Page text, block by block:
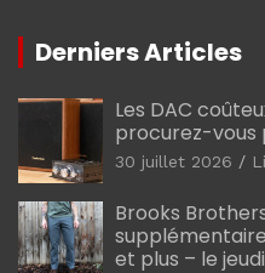
Derniers Articles
Les DAC
procurez-vous
30 juillet 2026
Brooks
supplémentaire
et plus – le